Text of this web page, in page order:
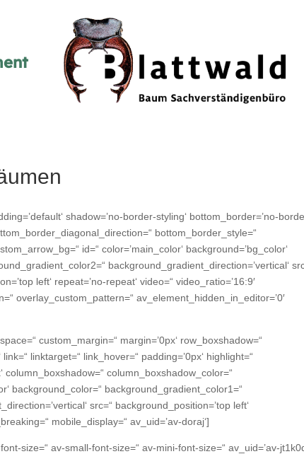
shadow=’no-border-styling‘ bottom_border=’no-
bottom_border_style=“
id=“ color=’main_color‘ background=’bg_color‘
background_gradient_direction=’vertical‘
left‘ repeat=’no-repeat‘ video=“ video_ratio=’16:9′
overlay_custom_pattern=“ av_element_hidden_in_editor=’0′
custom_margin=“ margin=’0px‘ row_boxshadow=“
linktarget=“ link_hover=“ padding=’0px‘ highlight=“
column_boxshadow=“ column_boxshadow_color=“
background_color=“ background_gradient_color1=“
src=“ background_position=’top left‘
mobile_display=“ av_uid=’av-doraj‘]
size=“ av-small-font-size=“ av-mini-font-size=“ av_uid=’av-